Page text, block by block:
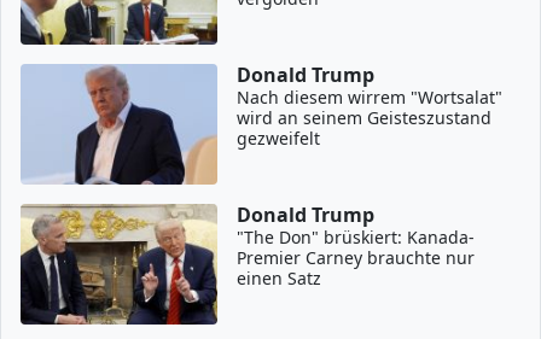
Donald Trump
Nach diesem wirrem "Wortsalat"
wird an seinem Geisteszustand
gezweifelt
Donald Trump
"The Don" brüskiert: Kanada-
Premier Carney brauchte nur
einen Satz